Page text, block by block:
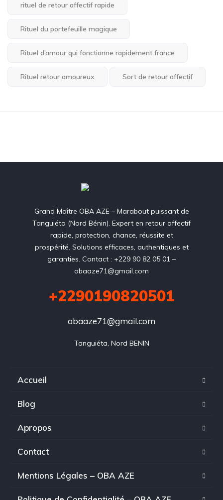
rituel de retour affectif rapide
Rituel du portefeuille magique
Rituel d’amour qui fonctionne rapidement france
Rituel retour amoureux Sort de retour affectif
Grand Maître OBA AZE – Marabout puissant de
Tanguiéta (Nord Bénin). Expert en retour affectif
rapide, protection, chance, réussite et
prospérité. Solutions efficaces, authentiques et
garanties. Contact : +229 90 82 05 01 –
obaaze71@gmail.com
+2290190820501
obaaze71@gmail.com
Tanguiéta, Nord BENIN
Accueil
Blog
Apropos
Contact
Mentions Légales – OBA AZE